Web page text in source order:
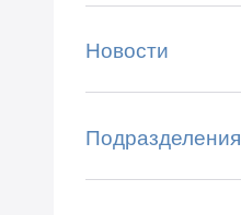
Новости
Подразделения